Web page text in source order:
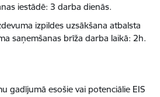
iestādē: 3 darba dienās.
izpildes uzsākšana atbalsta
saņemšanas brīža darba laikā: 2h.
gadījumā esošie vai potenciālie EIS